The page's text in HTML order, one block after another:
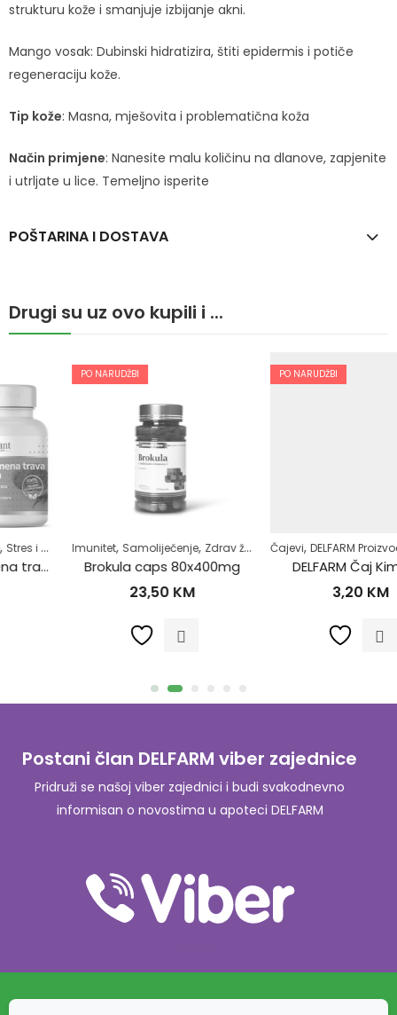
strukturu kože i smanjuje izbijanje akni.
Mango vosak: Dubinski hidratizira, štiti epidermis i potiče
regeneraciju kože.
Tip kože: Masna, mješovita i problematična koža
Način primjene: Nanesite malu količinu na dlanove, zapjenite
i utrljate u lice. Temeljno isperite
POŠTARINA I DOSTAVA
Drugi su uz ovo kupili i ...
, Superhrana,Zdrav život
Imunitet Samoliječenje,Zdrav život ,Žensko zdravlje
Brokula caps 80x400mg
KM
Čajevi,DELFARM Proizvodi,Grčevi kod beba
DELFARM Čaj Kim 50g
Postani član DELFARM viber zajednice
Pridruži se našoj viber zajednici i budi svakodnevno
informisan o novostima u apoteci DELFARM